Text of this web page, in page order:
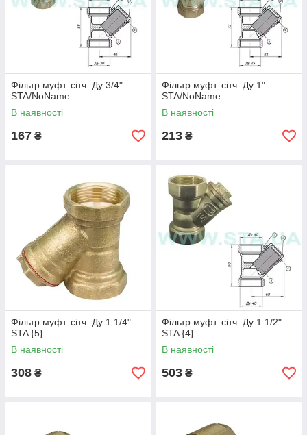
Фільтр муфт. сітч. Ду 3/4"
STA/NoName
В наявності
167 ₴
Фільтр муфт. сітч. Ду 1"
STA/NoName
В наявності
213 ₴
Фільтр муфт. сітч. Ду 1 1/4"
STA {5}
В наявності
308 ₴
Фільтр муфт. сітч. Ду 1 1/2"
STA {4}
В наявності
503 ₴